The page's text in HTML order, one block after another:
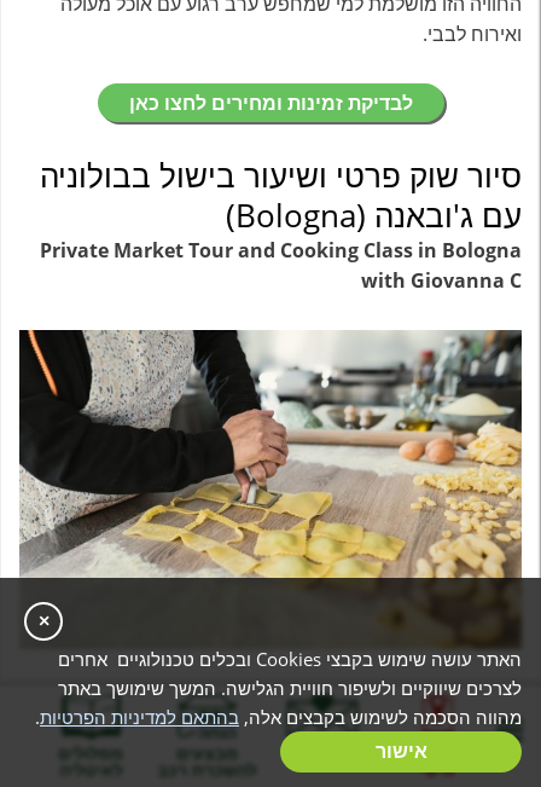
ואירוח לבבי.
לבדיקת זמינות ומחירים לחצו כאן
סיור שוק פרטי ושיעור בישול בבולוניה
עם ג'ובאנה (Bologna)
Private Market Tour and Cooking Class in Bologna
with Giovanna C
מחיר:החל מ־132$ לאדם
מיקום:שווקים ובתים פרטיים בבולוניה
משך הפעילות:3-4 שעותבניית מסלול
אישי
מבצעים מסלולים
לאיטליה
×
האתר עושה שימוש בקבצי Cookies ובכלים טכנולוגיים אחרים
לצרכים שיווקיים ולשיפור חוויית הגלישה. המשך שימושך באתר
מהווה הסכמה לשימוש בקבצים אלה, בהתאם למדיניות הפרטיות.
אישור